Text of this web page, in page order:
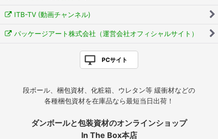
ITB-TV (動画チャンネル)
パッケージアート株式会社（運営会社オフィシャルサイト）
PCサイト
段ボール、梱包資材、化粧箱、ウレタン等 緩衝材などの
各種梱包資材を在庫品なら最短当日出荷！
ダンボールと包装資材のオンラインショップ
In The Box本店